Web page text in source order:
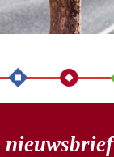
nieuwsbrief